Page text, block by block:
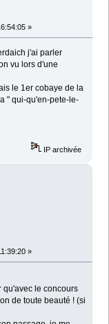
»
j'ai parler
vu lors d'une
le 1er cobaye de la
" qui-qu'en-pete-le-
IP archivée
»
qu'avec le concours
de toute beauté ! (si